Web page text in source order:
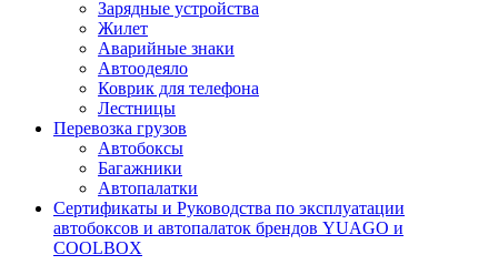
Зарядные устройства
Жилет
Аварийные знаки
Автоодеяло
Коврик для телефона
Лестницы
Перевозка грузов
Автобоксы
Багажники
Автопалатки
Сертификаты и Руководства по эксплуатации
автобоксов и автопалаток брендов YUAGO и
COOLBOX